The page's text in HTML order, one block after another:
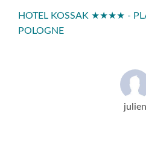
HOTEL KOSSAK ★★★★ -
POLOGNE
julien